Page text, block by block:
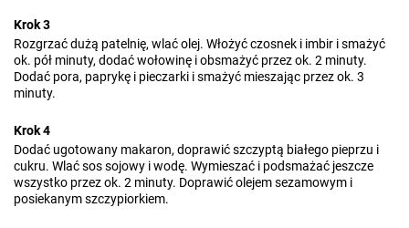
Krok 3
Rozgrzać dużą patelnię, wlać olej. Włożyć czosnek i imbir i smażyć
ok. pół minuty, dodać wołowinę i obsmażyć przez ok. 2 minuty.
Dodać pora, paprykę i pieczarki i smażyć mieszając przez ok. 3
minuty.
Krok 4
Dodać ugotowany makaron, doprawić szczyptą białego pieprzu i
cukru. Wlać sos sojowy i wodę. Wymieszać i podsmażać jeszcze
wszystko przez ok. 2 minuty. Doprawić olejem sezamowym i
posiekanym szczypiorkiem.